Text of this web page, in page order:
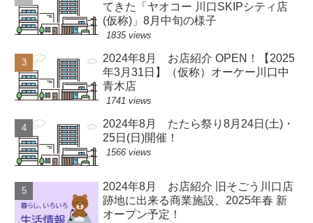
てきた「ヤオコー 川口SKIPシティ店
(仮称)」8月中旬の様子
1835 views
2024年8月 お店紹介 OPEN！【2025
年3月31日】（仮称）オーケー川口中
青木店
1741 views
2024年8月 たたら祭り8月24日(土)・
25日(日)開催！
1566 views
2024年8月 お店紹介 旧そごう川口店
跡地に出来る商業施設、2025年春 新
オープン予定！